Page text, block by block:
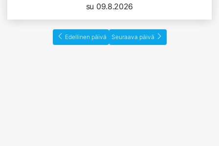
su 09.8.2026
Edellinen päivä Seuraava päivä